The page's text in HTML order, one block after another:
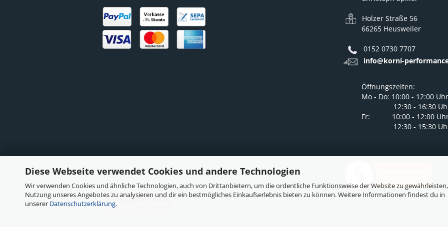
Diese Webseite verwendet Cookies und andere Technologien
Wir verwenden Cookies und ähnliche Technologien, auch von Drittanbietern, um die ordentliche Funktionsweise der Website zu
Nutzung unseres Angebotes zu analysieren und dir ein bestmögliches Einkaufserlebnis bieten zu können. Weitere Informationen findest du in
unserer Datenschutzerklärung.
Holzer Straße 56
66265 Heusweiler
0152 0730 7707
info@korni-
Öffnungszeiten:
Mo - Do: 10:00 - 12:00 Uhr
12:30 - 16:30
Fr: 10:00 - 12:00
12:30 - 15:30
Vertrag widerrufen